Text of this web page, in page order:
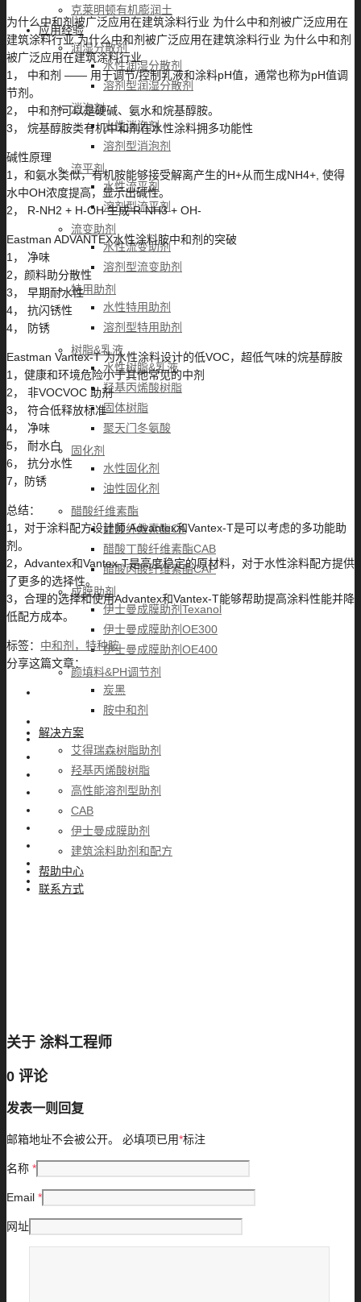
克莱明顿有机膨润土
应用经验
润湿分散剂
水性润湿分散剂
溶剂型润湿分散剂
消泡剂
水性消泡剂
溶剂型消泡剂
流平剂
水性流平剂
溶剂型流平剂
流变助剂
水性流变助剂
溶剂型流变助剂
特用助剂
水性特用助剂
溶剂型特用助剂
树脂&乳液
水性树脂&乳液
羟基丙烯酸树脂
固体树脂
聚天门冬氨酸
固化剂
水性固化剂
油性固化剂
醋酸纤维素酯
醋酸纤维素酯CA
醋酸丁酸纤维素酯CAB
醋酸丙酸纤维素酯CAP
成膜助剂
伊士曼成膜助剂Texanol
伊士曼成膜助剂OE300
伊士曼成膜助剂OE400
颜填料&PH调节剂
炭黑
胺中和剂
解决方案
艾得瑞森树脂助剂
羟基丙烯酸树脂
高性能溶剂型助剂
CAB
伊士曼成膜助剂
建筑涂料助剂和配方
帮助中心
联系方式
为什么中和剂被广泛应用在建筑涂料行业 为什么中和剂被广泛应用在
建筑涂料行业 为什么中和剂被广泛应用在建筑涂料行业 为什么中和剂
被广泛应用在建筑涂料行业
1， 中和剂 —— 用于调节/控制乳液和涂料pH值，通常也称为pH值调
节剂。
2， 中和剂可以是硬碱、氨水和烷基醇胺。
3， 烷基醇胺类有机中和剂在水性涂料拥多功能性
碱性原理
1，和氨水类似，有机胺能够接受解离产生的H+从而生成NH4+, 使得
水中OH浓度提高，显示出碱性。
2， R-NH2 + H-OH 生成 R-NH3 + OH-
Eastman ADVANTEX水性涂料胺中和剂的突破
1， 净味
2，颜料助分散性
3， 早期耐水性
4， 抗闪锈性
4， 防锈
Eastman Vantex-T 为水性涂料设计的低VOC，超低气味的烷基醇胺
1，健康和环境危险小于其他常见的中剂
2， 非VOCVOC 助剂
3， 符合低释放标准
4， 净味
5， 耐水白
6， 抗分水性
7，防锈
总结：
1，对于涂料配方设计师 Advantex和Vantex-T是可以考虑的多功能助
剂。
2，Advantex和Vantex-T是高度稳定的原材料，对于水性涂料配方提供
了更多的选择性。
3，合理的选择和使用Advantex和Vantex-T能够帮助提高涂料性能并降
低配方成本。
标签： 中和剂，特种胺
分享这篇文章：
关于 涂料工程师
0 评论
发表一则回复
邮箱地址不会被公开。 必填项已用*标注
名称 *
Email *
网址